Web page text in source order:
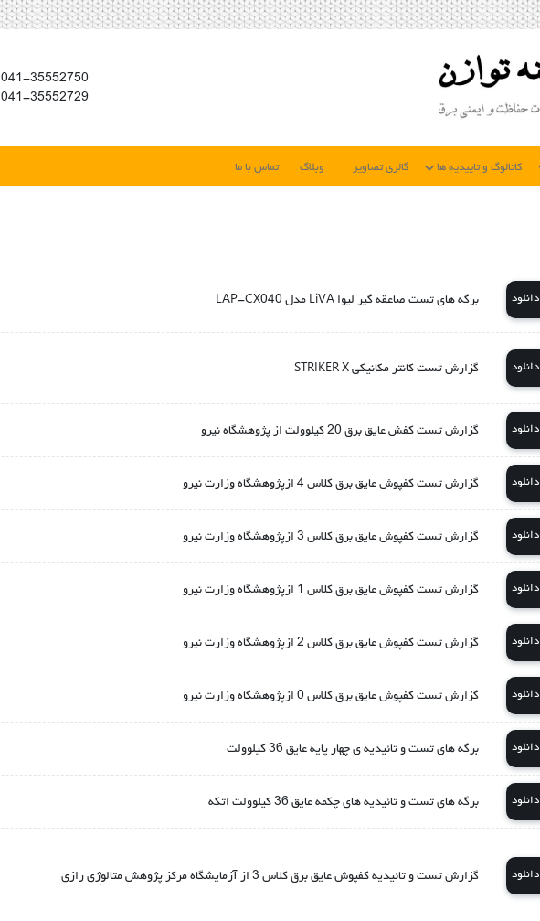
041-35552750
041-35552729
کاتالوگ و تاییدیه ها گالری تصاویر وبلاگ تماس با ما
دانلود برگه های تست صاعقه گیر لیوا LiVA مدل LAP-CX040
دانلود گزارش تست کانتر مکانیکی STRIKER X
دانلود گزارش تست کفش عایق برق 20 کیلوولت از پژوهشگاه نیرو
دانلود گزارش تست کفپوش عایق برق کلاس 4 ازپژوهشگاه وزارت نیرو
دانلود گزارش تست کفپوش عایق برق کلاس 3 ازپژوهشگاه وزارت نیرو
دانلود گزارش تست کفپوش عایق برق کلاس 1 ازپژوهشگاه وزارت نیرو
دانلود گزارش تست کفپوش عایق برق کلاس 2 ازپژوهشگاه وزارت نیرو
دانلود گزارش تست کفپوش عایق برق کلاس 0 ازپژوهشگاه وزارت نیرو
دانلود برگه های تست و تائیدیه ی چهار پایه عایق 36 کیلوولت
دانلود برگه های تست و تائیدیه های چکمه عایق 36 کیلوولت اتکه
دانلود گزارش تست و تائیدیه کفپوش عایق برق کلاس 3 از آزمایشگاه مرکز پژوهش متالوِژی رازی